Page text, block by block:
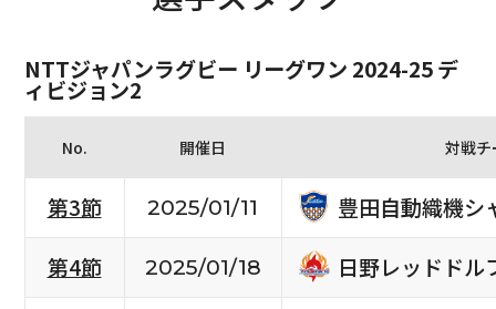
NTTジャパンラグビー リーグワン 2024-25 デ
ィビジョン2
No. 開催日 対戦チ
第3節 2025/01/11
豊田自動織機シ
第4節
2025/01/18
日野レッドドル